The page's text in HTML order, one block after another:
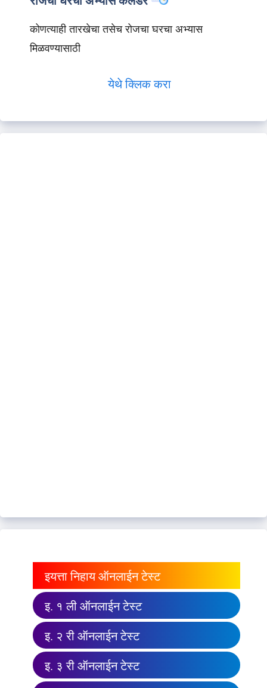
कोणत्याही तारखेचा तसेच रोजचा घरचा अभ्यास
मिळवण्यासाठी
येथे क्लिक करा
इयत्ता निहाय ऑनलाईन टेस्ट
इ. १ ली ऑनलाईन टेस्ट
इ. २ री ऑनलाईन टेस्ट
इ. ३ री ऑनलाईन टेस्ट